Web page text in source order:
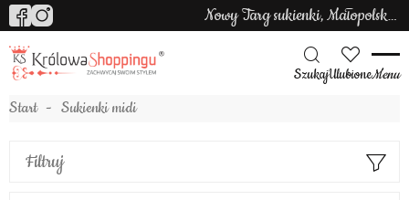
Nowy Targ sukienki, Małopolska sukienki
SzukajUlubioneMenu
Start Sukienki midi
Filtruj